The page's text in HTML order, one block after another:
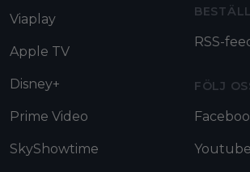
Viaplay
Apple TV
Disney+
Prime Video
SkyShowtime
BESTÄLL
RSS-
FÖLJ
Youtube